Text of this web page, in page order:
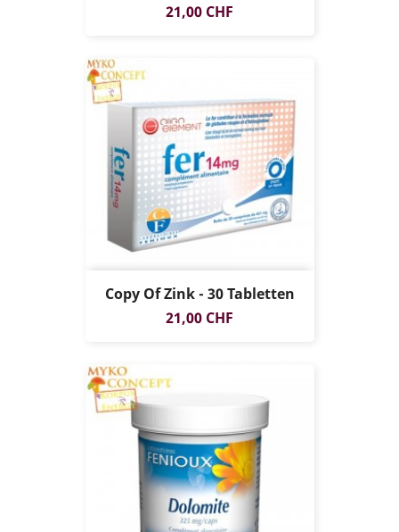
Preis
21,00 CHF
Copy Of Zink - 30 Tabletten
Preis
21,00 CHF